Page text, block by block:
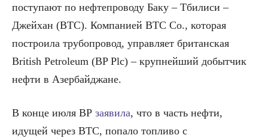
поступают по нефтепроводу Баку – Тбилиси –
Джейхан (BTC). Компанией BTC Co., которая
построила трубопровод, управляет британская
British Petroleum (BP Plc) – крупнейший добытчик
нефти в Азербайджане.
В конце июля BP заявила, что в часть нефти,
идущей через BTC, попало топливо с